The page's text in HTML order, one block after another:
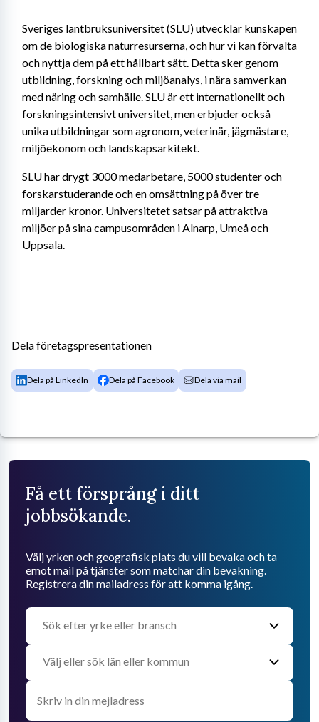
Sveriges lantbruksuniversitet (SLU) utvecklar kunskapen
om de biologiska naturresurserna, och hur vi kan förvalta
och nyttja dem på ett hållbart sätt. Detta sker genom
utbildning, forskning och miljöanalys, i nära samverkan
med näring och samhälle. SLU är ett internationellt och
forskningsintensivt universitet, men erbjuder också
unika utbildningar som agronom, veterinär, jägmästare,
miljöekonom och landskapsarkitekt.
SLU har drygt 3000 medarbetare, 5000 studenter och
forskarstuderande och en omsättning på över tre
miljarder kronor. Universitetet satsar på attraktiva
miljöer på sina campusområden i Alnarp, Umeå och
Uppsala.
Dela företagspresentationen
Dela på LinkedIn Dela på Facebook Dela via mail
Få ett försprång i ditt
jobbsökande.
Välj yrken och geografisk plats du vill bevaka och ta
emot mail på tjänster som matchar din bevakning.
Registrera din mailadress för att komma igång.